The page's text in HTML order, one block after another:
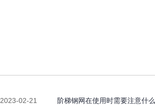
2023-02-21 阶梯钢网在使用时需要注意什么